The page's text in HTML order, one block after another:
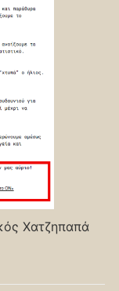
Χατζηπαπά